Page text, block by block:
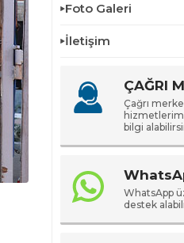
Foto Galeri
İletişim
ÇAĞRI
Çağrı
bilgi
WhatsApp
destek